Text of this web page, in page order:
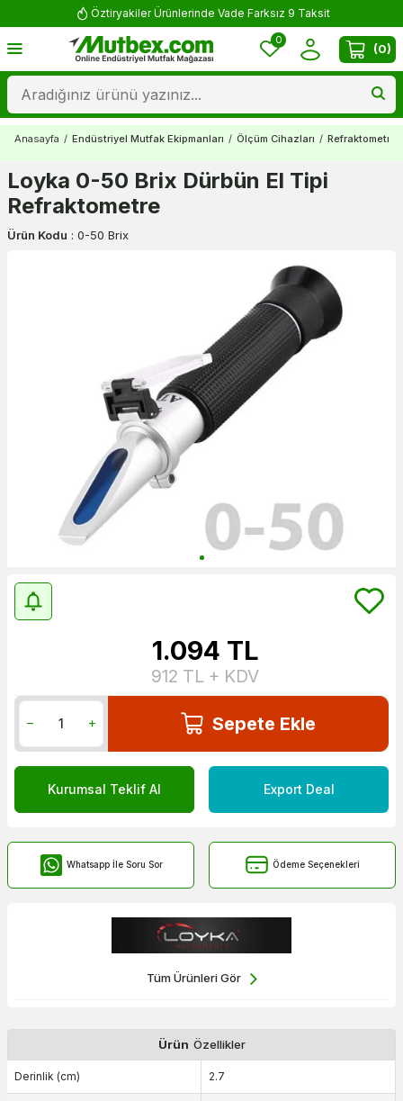
Öztiryakiler Ürünlerinde Vade Farksız 9 Taksit
0
(0)
Anasayfa / Endüstriyel Mutfak Ekipmanları / Ölçüm Cihazları /
Loyka 0-50 Brix Dürbün El Tipi
Refraktometre
Ürün Kodu : 0-50 Brix
1.094 TL
912 TL + KDV
Sepete Ekle
Kurumsal Teklif Al Export Deal
Whatsapp İle Soru Sor Ödeme Seçenekleri
Tüm Ürünleri Gör
Ürün Özellikler
Derinlik (cm) 2.7